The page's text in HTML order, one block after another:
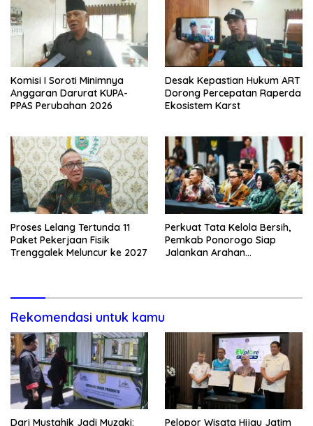
Komisi I Soroti Minimnya
Anggaran Darurat KUPA-
PPAS Perubahan 2026
Desak Kepastian Hukum ART
Dorong Percepatan Raperda
Ekosistem Karst
Proses Lelang Tertunda 11
Paket Pekerjaan Fisik
Trenggalek Meluncur ke 2027
Perkuat Tata Kelola Bersih,
Pemkab Ponorogo Siap
Jalankan Arahan
Rekomendasi untuk kamu
Dari Mustahik Jadi Muzaki:
Pelopor Wisata Hijau Jatim